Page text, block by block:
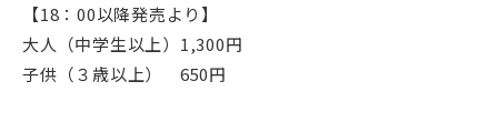
【18：00以降発売より】
大人（中学生以上）1,300円
子供（３歳以上） 650円